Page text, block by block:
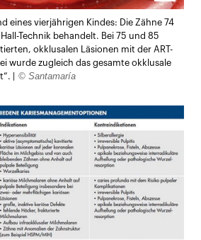
öffnen
eines vierjährigen Kindes: Die Zähne 74
Technik behandelt. Bei 75 und 85
okklusalen Läsionen mit der ART-
wurde zugleich das gesamte okklusale
|
© Santamaría